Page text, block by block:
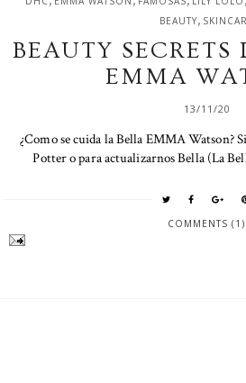
BEAUTY,
BEAUTY SECRETS
EMMA
13/11/20
¿Como se cuida la Bella EMMA Watson?
Potter o para actualizarnos Bella (La
COMMENTS (1)